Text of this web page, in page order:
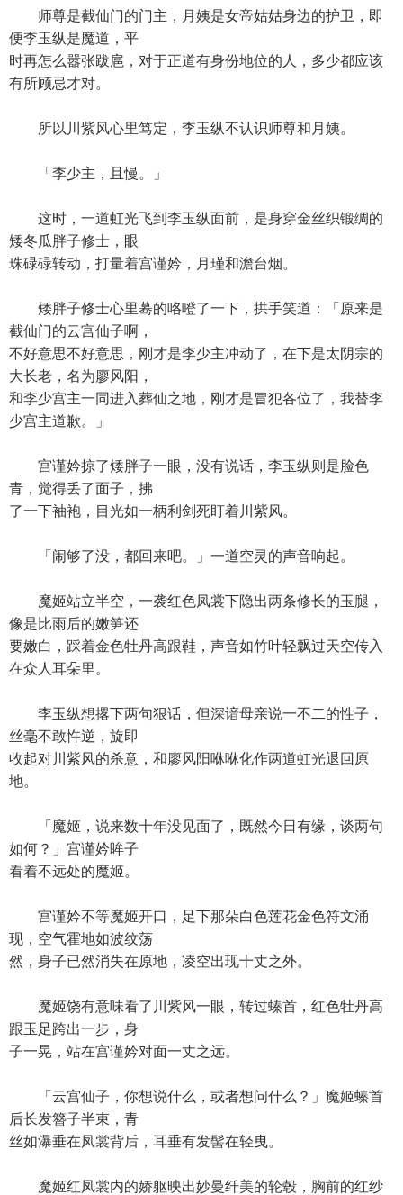
师尊是截仙门的门主，月姨是女帝姑姑身边的护卫，即
便李玉纵是魔道，平
时再怎么嚣张跋扈，对于正道有身份地位的人，多少都应该
有所顾忌才对。
所以川紫风心里笃定，李玉纵不认识师尊和月姨。
「李少主，且慢。」
这时，一道虹光飞到李玉纵面前，是身穿金丝织锻绸的
矮冬瓜胖子修士，眼
珠碌碌转动，打量着宫谨妗，月瑾和澹台烟。
矮胖子修士心里蓦的咯噔了一下，拱手笑道：「原来是
截仙门的云宫仙子啊，
不好意思不好意思，刚才是李少主冲动了，在下是太阴宗的
大长老，名为廖风阳，
和李少宫主一同进入葬仙之地，刚才是冒犯各位了，我替李
少宫主道歉。」
宫谨妗掠了矮胖子一眼，没有说话，李玉纵则是脸色
青，觉得丢了面子，拂
了一下袖袍，目光如一柄利剑死盯着川紫风。
「闹够了没，都回来吧。」一道空灵的声音响起。
魔姬站立半空，一袭红色凤裳下隐出两条修长的玉腿，
像是比雨后的嫩笋还
要嫩白，踩着金色牡丹高跟鞋，声音如竹叶轻飘过天空传入
在众人耳朵里。
李玉纵想撂下两句狠话，但深谙母亲说一不二的性子，
丝毫不敢忤逆，旋即
收起对川紫风的杀意，和廖风阳咻咻化作两道虹光退回原
地。
「魔姬，说来数十年没见面了，既然今日有缘，谈两句
如何？」宫谨妗眸子
看着不远处的魔姬。
宫谨妗不等魔姬开口，足下那朵白色莲花金色符文涌
现，空气霍地如波纹荡
然，身子已然消失在原地，凌空出现十丈之外。
魔姬饶有意味看了川紫风一眼，转过螓首，红色牡丹高
跟玉足跨出一步，身
子一晃，站在宫谨妗对面一丈之远。
「云宫仙子，你想说什么，或者想问什么？」魔姬螓首
后长发簪子半束，青
丝如瀑垂在凤裳背后，耳垂有发髻在轻曳。
魔姬红凤裳内的娇躯映出妙曼纤美的轮毂，胸前的红纱